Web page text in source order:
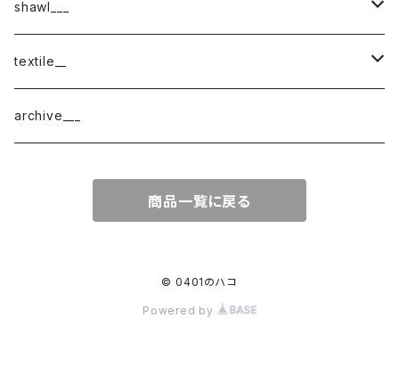
shawl___
cotton
border
cotton × wool
textile__
織物
archive___
商品一覧に戻る
© 0401のハコ
Powered by